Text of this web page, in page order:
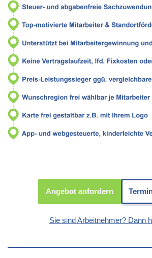
Angebot anfordern
Sie sind Arbeitnehmer? Dann